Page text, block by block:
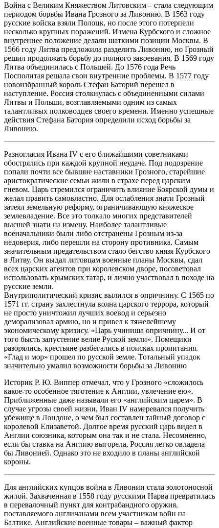
Война с Великим Княжеством Литовским – стала следующим
периодом борьбы Ивана Грозного за Ливонию. В 1563 году
русские войска взяли Полоцк, но после этого потерпели
несколько крупных поражений. Измена Курбского и сложное
внутреннее положение делали шаткими позиции Москвы. В
1566 году Литва предложила разделить Ливонию, но Грозный
решил продолжать борьбу до полного завоевания. В 1569 году
Литва объединилась с Польшей. До 1576 года Речь
Посполитая решала свои внутренние проблемы. В 1577 году
новоизбранный король Стефан Баторий перешел в
наступление. Россия столкнулась с объединенными силами
Литвы и Польши, возглавляемыми одним из самых
талантливых полководцев своего времени. Именно успешные
действия Стефана Батория определили исход борьбы за
Ливонию.
Разногласия Ивана IV c его ближайшими советниками
обострялись при каждой крупной неудаче. Под подозрение
попали почти все бывшие наставники Грозного, старейшие
аристократические семьи жили в страхе перед царским
гневом. Царь стремился ограничить влияние Боярской думы и
желал править самовластно. Для ослабления знати Грозный
затеял земельную реформу, ограничивающую княжеское
землевладение. Все это толкало многих представителей
высшей знати на измену. Наиболее талантливые
военачальники были либо отстранены Грозным из-за
недоверия, либо перешли на сторону противника. Самым
значительным предательством стало бегство князя Курбского
в Литву. Он выдал литовцам военные планы Москвы, сдал
всех царских агентов при королевском дворе, посоветовал
использовать крымских татар, и лично участвовал в походе на
русские земли.
Внутриполитический кризис вылился в опричнину. С 1565 по
1571 гг. страну захлестнула волна царского террора, который
не просто уничтожил лучших воевод и серьезно
деморализовал армию, но и привел к тяжелейшему
экономическому кризису. «Царь учиниша опричнину... И от
того бысть запустение велие Руской земли». Помещики
разорялись, крестьяне разбегались в поисках пропитания.
«Глад и мор» прошел по русской земле. Тотальный упадок
значительно умалил возможности борьбы за Ливонию
Историк Р. Ю. Виппер отмечал, что у Грозного «сложилось
какое-то особенное тяготение к Англии, увлечение ею».
Приближенные даже называли его «английским царем». В
случае угрозы своей жизни, Иван IV намеревался получить
убежище в Лондоне, о чем был составлен тайный договор с
королевой Елизаветой. Долгое время русский царь видел в
Англии союзника, которым она так и не стала. Несомненно,
если бы ставка на Англию выгорела, Россия легко овладела
бы Ливонией. Однако это не входило в планы английской
короны.
Для английских купцов война в Ливонии стала золотоносной
жилой. Захваченная в 1558 году русскими Нарва превратилась
в перевалочный пункт для контрабандного оружия,
поставляемого англичанами всем участникам войн на
Балтике. Английские военные товары – важный фактор